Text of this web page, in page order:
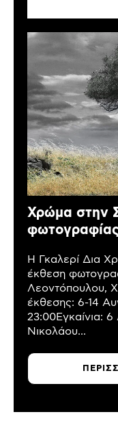
Χρώμα στην
Η Γκαλερί Δια
έκθεση
Λεοντόπουλου,
έκθεσης: 6-14
23:00Εγκαίνια:
Νικολάου...